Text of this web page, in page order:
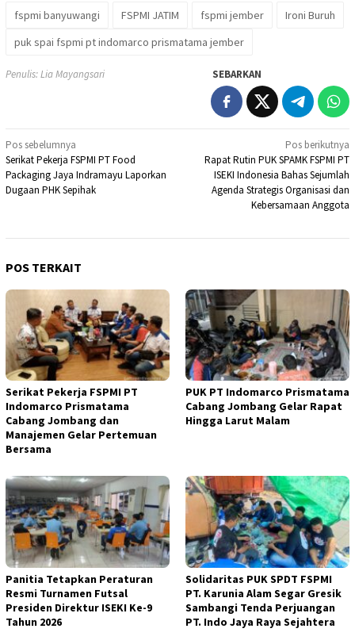
fspmi banyuwangi FSPMI JATIM fspmi jember
Ironi Buruh
puk spai fspmi pt indomarco prismatama jember
Penulis: Lia Mayangsari SEBARKAN
Navigasi
pos
Pos sebelumnya
Serikat Pekerja FSPMI PT Food
Packaging Jaya Indramayu Laporkan
Dugaan PHK Sepihak
Pos berikutnya
Rapat Rutin PUK SPAMK FSPMI PT
ISEKI Indonesia Bahas Sejumlah
Agenda Strategis Organisasi dan
Kebersamaan Anggota
POS TERKAIT
Serikat Pekerja FSPMI PT
Indomarco Prismatama
Cabang Jombang dan
Manajemen Gelar Pertemuan
Bersama
PUK PT Indomarco Prismatama
Cabang Jombang Gelar Rapat
Hingga Larut Malam
Panitia Tetapkan Peraturan
Resmi Turnamen Futsal
Presiden Direktur ISEKI Ke-9
Tahun 2026
Solidaritas PUK SPDT FSPMI
PT. Karunia Alam Segar Gresik
Sambangi Tenda Perjuangan
PT. Indo Jaya Raya Sejahtera